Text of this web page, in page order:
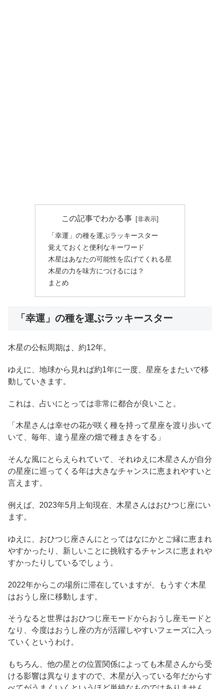
この記事でわかる事
「幸運」の種を運ぶラッキースター
覚えておくと便利なキーワード
木星はあなたの可能性を広げてくれる星
木星の力を味方につけるには？
まとめ
「幸運」の種を運ぶラッキースター
木星の公転周期は、約12年。
ゆえに、地球から見れば約1年に一度、星座をまたいで移
動していきます。
これは、占いにとっては非常に都合が良いこと。
「木星さんは幸せの花が咲く種を持って星座を渡り歩いて
いて、毎年、違う星座の畑で種まきをする」
そんな風にとらえられていて、それゆえに木星さんが自分
の星座に巡ってくる年は大きなチャンスに恵まれやすいと
言えます。
例えば、2023年5月上旬現在、木星さんはおひつじ座にい
ます。
ゆえに、おひつじ座さんにとってはなにかとご縁に恵まれ
やすかったり、新しいことに挑戦するチャンスに恵まれや
すかったりしているでしょう。
2022年からこの場所に滞在していますが、もうすぐ木星
はおうし座に移動します。
そうなると世界はおひつじ座モードからおうし座モードと
なり、今度はおうし座の方が活躍しやすいフェーズに入っ
ていくというわけ。
もちろん、他の星との位置関係によっても木星さんから受
ける影響は異なりますので、木星が入っている年だからす